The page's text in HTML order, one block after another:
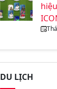
DU LỊCH